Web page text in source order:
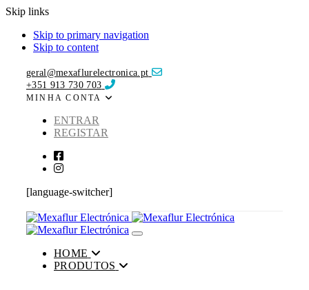
Skip links
Skip to primary navigation
Skip to content
geral@mexaflurelectronica.pt
+351 913 730 703
MINHA CONTA
ENTRAR
REGISTAR
[language-switcher]
Toggle navigation
HOME
PRODUTOS